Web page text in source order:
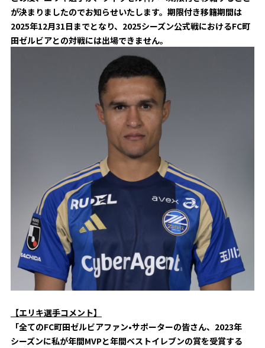
スクール
その他
スタジアムマップ
観戦方法を知る
観戦マナー＆ルール
ビジターサポーターの皆様へ
ＦＣ町田ゼルビアをサポート
トレーニングの見学・ファンサービス
ＦＣ町田ゼルビアカレンダー
三輪緑山ベースご利用案内
ユニフォーム
ホームタウントップ
ゼルビアアシスト募集
ゼルビアアシスト協賛企業一覧
ＦＣ町田ゼルビアスポーツクラブ
ＦＣ町田ゼルビアアカデミー
ゼルビアフットサルパーク
パートナー
パートナートップ
お問い合わせ利用規約 肖像権・ロゴについて
が決まりましたのでお知らせいたします。期限付き移籍期間は
2025年12月31日までとなり、2025シーズン公式戦におけるFC町
田ゼルビアとの対戦には出場できません。
【エリキ選手コメント】
「全てのFC町田ゼルビアファン•サポーターの皆さん、2023年
シーズンに私が年間MVPと年間ベストイレブンの賞を受賞する